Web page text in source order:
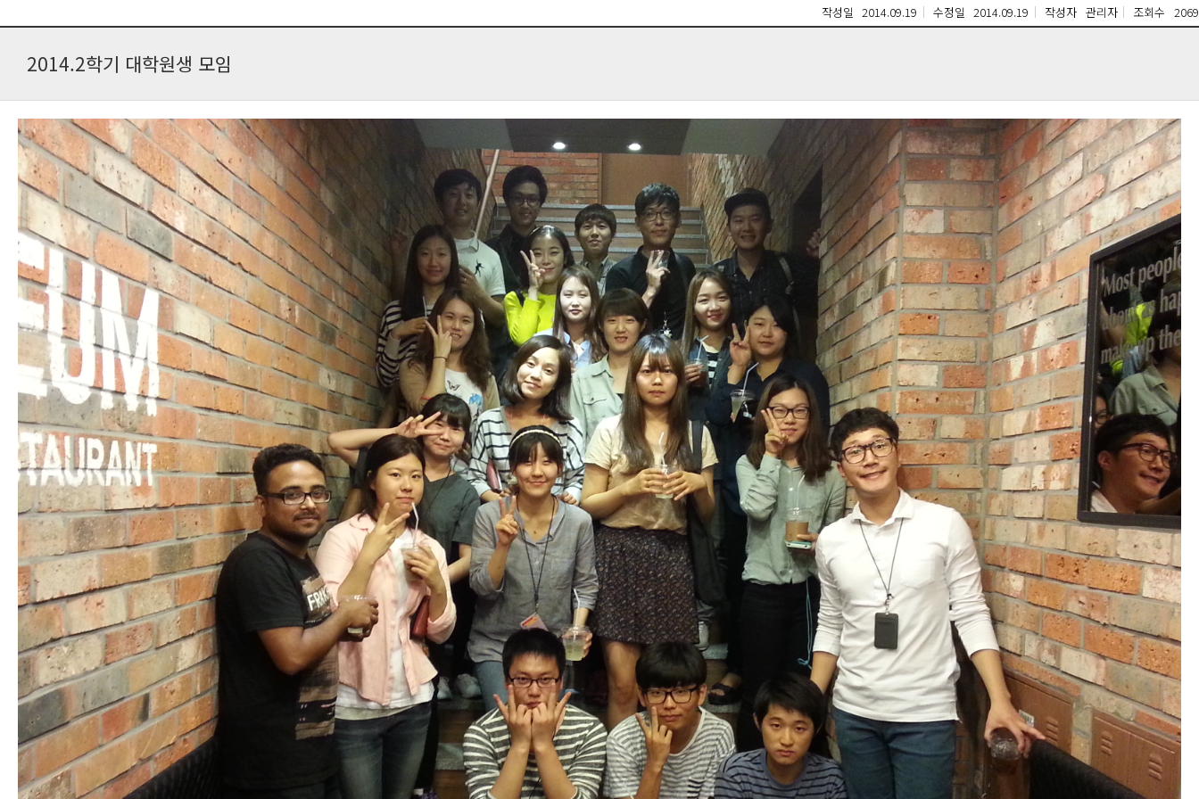
작성일 2014.09.19 수정일 2014.09.19 작성자 관리자 조회수 2069
2014.2학기 대학원생 모임